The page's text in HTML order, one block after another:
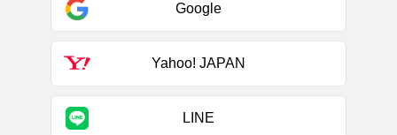
Google
Yahoo! JAPAN
LINE